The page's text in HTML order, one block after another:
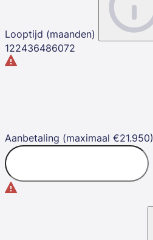
Looptijd (maanden)
122436486072
Aanbetaling (maximaal €21.950)